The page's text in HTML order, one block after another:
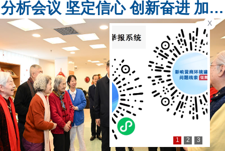
分析会议 坚定信心 创新奋进 加力
加速高质量发展
1 2 3
X